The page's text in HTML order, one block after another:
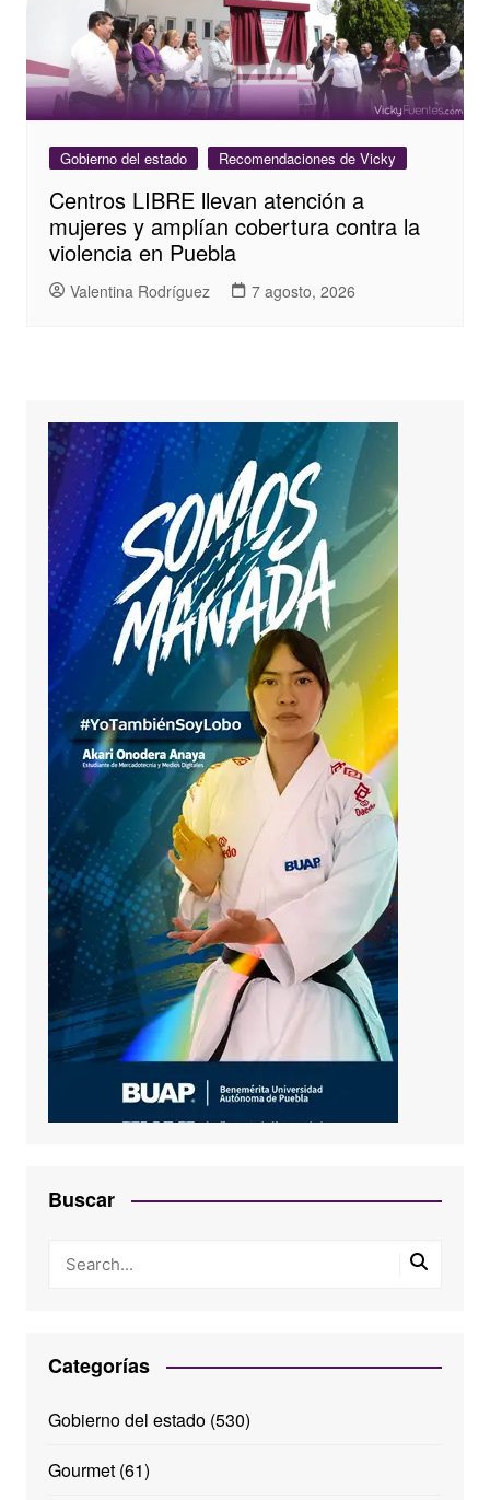
Gobierno del estado Recomendaciones de Vicky
Centros LIBRE llevan atención a
mujeres y amplían cobertura contra la
violencia en Puebla
Valentina Rodríguez 7 agosto, 2026
Buscar
Categorías
Gobierno del estado(530)
Gourmet(61)